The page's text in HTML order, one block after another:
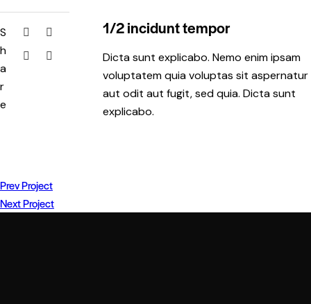
S
h
a
r
e
1/2 incidunt tempor
Dicta sunt explicabo. Nemo enim ipsam
voluptatem quia voluptas sit aspernatur
aut odit aut fugit, sed quia. Dicta sunt
explicabo.
Prev Project
Next Project